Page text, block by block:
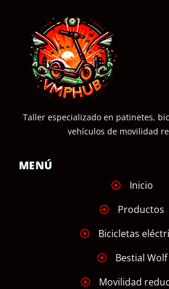
Taller especializado en patinetes,
vehículos de movilidad
MENÚ
Inicio
Productos
Bicicletas
Bestial Wolf
Movilidad